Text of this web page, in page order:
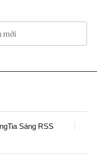
mới
Tia Sáng RSS